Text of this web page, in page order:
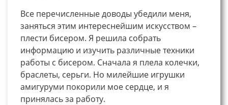
Все перечисленные доводы убедили меня,
заняться этим интереснейшим искусством –
плести бисером. Я решила собрать
информацию и изучить различные техники
работы с бисером. Сначала я плела колечки,
браслеты, серьги. Но милейшие игрушки
амигуруми покорили мое сердце, и я
принялась за работу.